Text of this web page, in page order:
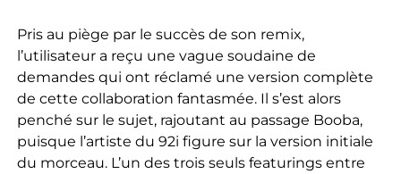
Pris au piège par le succès de son remix,
l’utilisateur a reçu une vague soudaine de
demandes qui ont réclamé une version complète
de cette collaboration fantasmée. Il s’est alors
penché sur le sujet, rajoutant au passage Booba,
puisque l’artiste du 92i figure sur la version initiale
du morceau. L’un des trois seuls featurings entre